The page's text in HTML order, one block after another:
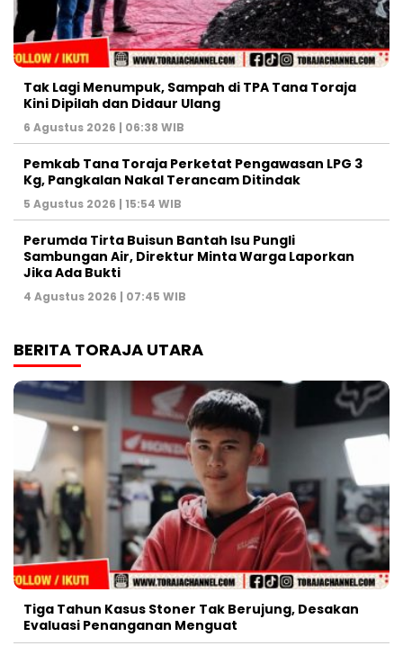
Tak Lagi Menumpuk, Sampah di TPA Tana Toraja
Kini Dipilah dan Didaur Ulang
6 Agustus 2026 | 06:38 WIB
Pemkab Tana Toraja Perketat Pengawasan LPG 3
Kg, Pangkalan Nakal Terancam Ditindak
5 Agustus 2026 | 15:54 WIB
Perumda Tirta Buisun Bantah Isu Pungli
Sambungan Air, Direktur Minta Warga Laporkan
Jika Ada Bukti
4 Agustus 2026 | 07:45 WIB
BERITA TORAJA UTARA
Tiga Tahun Kasus Stoner Tak Berujung, Desakan
Evaluasi Penanganan Menguat